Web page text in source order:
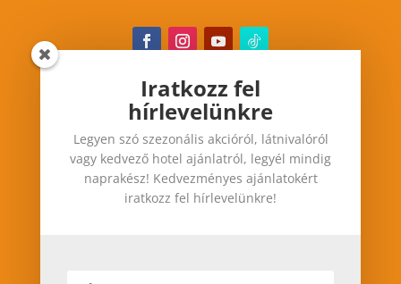
Iratkozz fel hírlevelünkre
Legyen szó szezonális akcióról, látnivalóról vagy
kedvező hotel ajánlatról, legyél mindig
naprakész! Kedvezményes ajánlatokért iratkozz
Iratkozz fel
hírlevelünkre
Legyen szó szezonális akcióról, látnivalóról
vagy kedvező hotel ajánlatról, legyél mindig
naprakész! Kedvezményes ajánlatokért
iratkozz fel hírlevelünkre!